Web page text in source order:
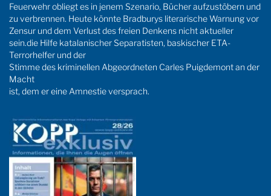
Feuerwehr obliegt es in jenem Szenario, Bücher aufzustöbern und
zu verbrennen. Heute könnte Bradburys literarische Warnung vor
Zensur und dem Verlust des freien Denkens nicht aktueller
sein.die Hilfe katalanischer Separatisten, baskischer ETA-
Terrorhelfer und der
Stimme des kriminellen Abgeordneten Carles Puigdemont an der
Macht
ist, dem er eine Amnestie versprach.